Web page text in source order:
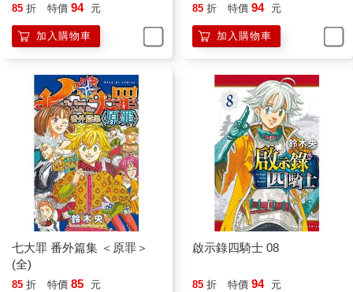
85 折 特價 94 元
加入購物車
85 折 特價 94 元
加入購物車
七大罪 番外篇集 ＜原罪＞
(全)
85 折 特價 85 元
啟示錄四騎士 08
85 折 特價 94 元